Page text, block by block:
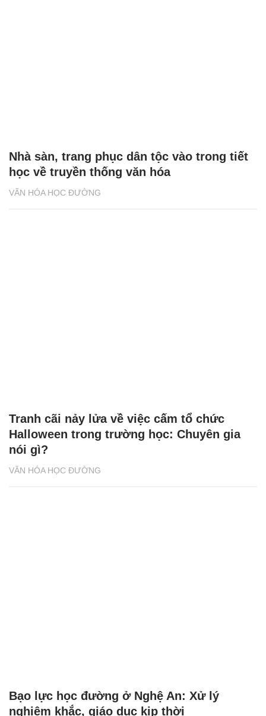
VĂN HÓA HỌC ĐƯỜNG
Nhà sàn, trang phục dân tộc vào trong tiết
học về truyền thống văn hóa
VĂN HÓA HỌC ĐƯỜNG
Tranh cãi nảy lửa về việc cấm tổ chức
Halloween trong trường học: Chuyên gia
nói gì?
Bạo lực học đường ở Nghệ An: Xử lý
nghiêm khắc, giáo dục kịp thời